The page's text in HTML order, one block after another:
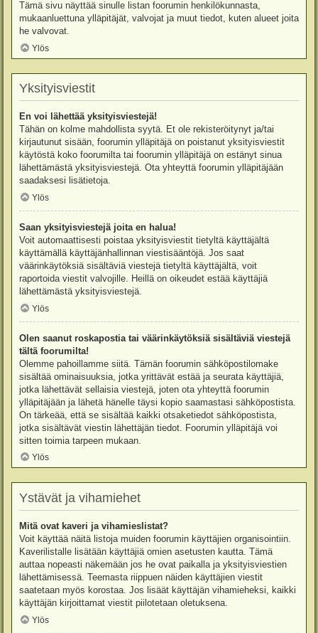
Tämä sivu näyttää sinulle listan foorumin henkilökunnasta,
mukaanluettuna ylläpitäjät, valvojat ja muut tiedot, kuten alueet joita
he valvovat.
Ylös
Yksityisviestit
En voi lähettää yksityisviestejä!
Tähän on kolme mahdollista syytä. Et ole rekisteröitynyt ja/tai
kirjautunut sisään, foorumin ylläpitäjä on poistanut yksityisviestit
käytöstä koko foorumilta tai foorumin ylläpitäjä on estänyt sinua
lähettämästä yksityisviestejä. Ota yhteyttä foorumin ylläpitäjään
saadaksesi lisätietoja.
Ylös
Saan yksityisviestejä joita en halua!
Voit automaattisesti poistaa yksityisviestit tietyltä käyttäjältä
käyttämällä käyttäjänhallinnan viestisääntöjä. Jos saat
väärinkäytöksiä sisältäviä viestejä tietyltä käyttäjältä, voit
raportoida viestit valvojille. Heillä on oikeudet estää käyttäjiä
lähettämästä yksityisviestejä.
Ylös
Olen saanut roskapostia tai väärinkäytöksiä sisältäviä viestejä
tältä foorumilta!
Olemme pahoillamme siitä. Tämän foorumin sähköpostilomake
sisältää ominaisuuksia, jotka yrittävät estää ja seurata käyttäjiä,
jotka lähettävät sellaisia viestejä, joten ota yhteyttä foorumin
ylläpitäjään ja lähetä hänelle täysi kopio saamastasi sähköpostista.
On tärkeää, että se sisältää kaikki otsaketiedot sähköpostista,
jotka sisältävät viestin lähettäjän tiedot. Foorumin ylläpitäjä voi
sitten toimia tarpeen mukaan.
Ylös
Ystävät ja vihamiehet
Mitä ovat kaveri ja vihamieslistat?
Voit käyttää näitä listoja muiden foorumin käyttäjien organisointiin.
Kaverilistalle lisätään käyttäjiä omien asetusten kautta. Tämä
auttaa nopeasti näkemään jos he ovat paikalla ja yksityisviestien
lähettämisessä. Teemasta riippuen näiden käyttäjien viestit
saatetaan myös korostaa. Jos lisäät käyttäjän vihamieheksi, kaikki
käyttäjän kirjoittamat viestit piilotetaan oletuksena.
Ylös